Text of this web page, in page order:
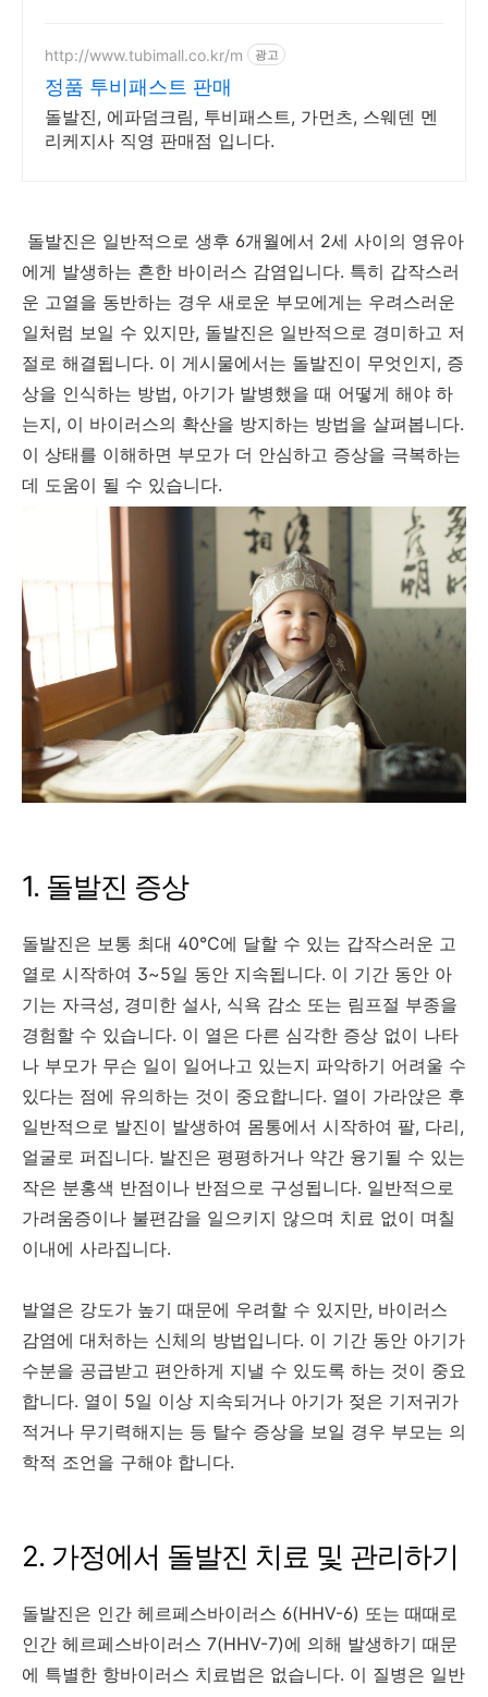
http://www.tubimall.co.kr/m 광고
정품 투비패스트 판매
돌발진, 에파덤크림, 투비패스트, 가먼츠, 스웨덴 멘
리케지사 직영 판매점 입니다.
돌발진은 일반적으로 생후 6개월에서 2세 사이의 영유아
에게 발생하는 흔한 바이러스 감염입니다. 특히 갑작스러
운 고열을 동반하는 경우 새로운 부모에게는 우려스러운
일처럼 보일 수 있지만, 돌발진은 일반적으로 경미하고 저
절로 해결됩니다. 이 게시물에서는 돌발진이 무엇인지, 증
상을 인식하는 방법, 아기가 발병했을 때 어떻게 해야 하
는지, 이 바이러스의 확산을 방지하는 방법을 살펴봅니다.
이 상태를 이해하면 부모가 더 안심하고 증상을 극복하는
데 도움이 될 수 있습니다.
1. 돌발진 증상
돌발진은 보통 최대 40°C에 달할 수 있는 갑작스러운 고
열로 시작하여 3~5일 동안 지속됩니다. 이 기간 동안 아
기는 자극성, 경미한 설사, 식욕 감소 또는 림프절 부종을
경험할 수 있습니다. 이 열은 다른 심각한 증상 없이 나타
나 부모가 무슨 일이 일어나고 있는지 파악하기 어려울 수
있다는 점에 유의하는 것이 중요합니다. 열이 가라앉은 후
일반적으로 발진이 발생하여 몸통에서 시작하여 팔, 다리,
얼굴로 퍼집니다. 발진은 평평하거나 약간 융기될 수 있는
작은 분홍색 반점이나 반점으로 구성됩니다. 일반적으로
가려움증이나 불편감을 일으키지 않으며 치료 없이 며칠
이내에 사라집니다.
발열은 강도가 높기 때문에 우려할 수 있지만, 바이러스
감염에 대처하는 신체의 방법입니다. 이 기간 동안 아기가
수분을 공급받고 편안하게 지낼 수 있도록 하는 것이 중요
합니다. 열이 5일 이상 지속되거나 아기가 젖은 기저귀가
적거나 무기력해지는 등 탈수 증상을 보일 경우 부모는 의
학적 조언을 구해야 합니다.
2. 가정에서 돌발진 치료 및 관리하기
돌발진은 인간 헤르페스바이러스 6(HHV-6) 또는 때때로
인간 헤르페스바이러스 7(HHV-7)에 의해 발생하기 때문
에 특별한 항바이러스 치료법은 없습니다. 이 질병은 일반